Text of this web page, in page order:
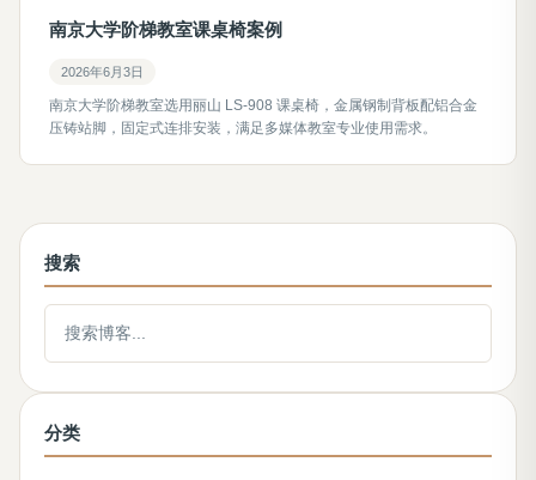
南京大学阶梯教室课桌椅案例
2026年6月3日
南京大学阶梯教室选用丽山 LS-908 课桌椅，金属钢制背板配铝合金
压铸站脚，固定式连排安装，满足多媒体教室专业使用需求。
搜索
分类